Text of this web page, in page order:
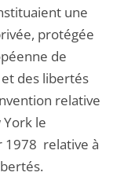
une
protégée
de
des libertés
relative
York le
1978 relative à